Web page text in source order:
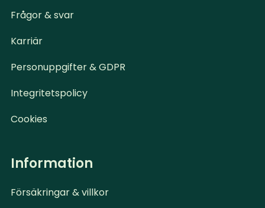
Frågor & svar
Karriär
Personuppgifter & GDPR
Integritetspolicy
Cookies
Information
Försäkringar & villkor